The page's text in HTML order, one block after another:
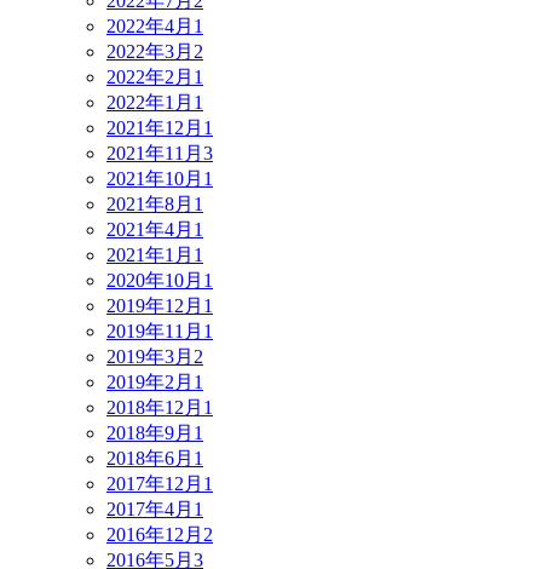
2022年4月 1
2022年3月 2
2022年2月 1
2022年1月 1
2021年12月 1
2021年11月 3
2021年10月 1
2021年8月 1
2021年4月 1
2021年1月 1
2020年10月 1
2019年12月 1
2019年11月 1
2019年3月 2
2019年2月 1
2018年12月 1
2018年9月 1
2018年6月 1
2017年12月 1
2017年4月 1
2016年12月 2
2016年5月 3